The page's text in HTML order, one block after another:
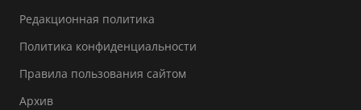
Редакционная политика
Политика конфиденциальности
Правила пользования сайтом
Архив